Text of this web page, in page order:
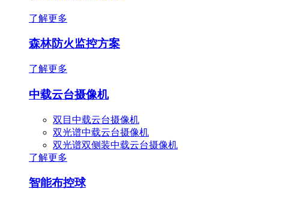
了解更多
森林防火监控方案
了解更多
中载云台摄像机
双目中载云台摄像机
双光谱中载云台摄像机
双光谱双侧装中载云台摄像机
了解更多
智能布控球